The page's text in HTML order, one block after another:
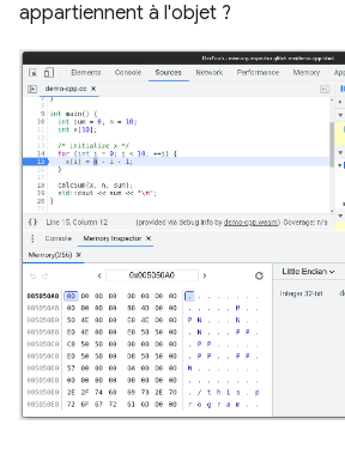
appartiennent à l'objet ?